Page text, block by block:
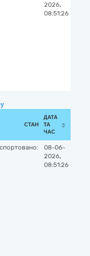
2026,
08:51:26
СТАН
ДАТА
ТА
ЧАС
08-06-
2026,
08:51:26